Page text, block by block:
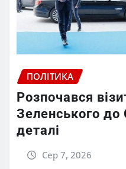
ПОЛІТИКА
Розпочався
Зеленського до
деталі
Сер 7, 2026